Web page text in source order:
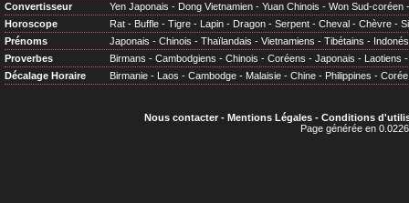
Convertisseur
Yen Japonais - Dong Vietnamien - Yuan Chinois - Won Sud-coréen
Horoscope
Rat - Buffle - Tigre - Lapin - Dragon - Serpent - Cheval - Chèvre -
Prénoms
Japonais - Chinois - Thaïlandais - Vietnamiens - Tibétains -
Proverbes
Birmans - Cambodgiens - Chinois - Coréens - Japonais - Laotiens
Décalage Horaire
Birmanie - Laos - Cambodge - Malaisie - Chine - Philippines - Corée
Nous contacter- Mentions Légales- Conditions
Page générée en